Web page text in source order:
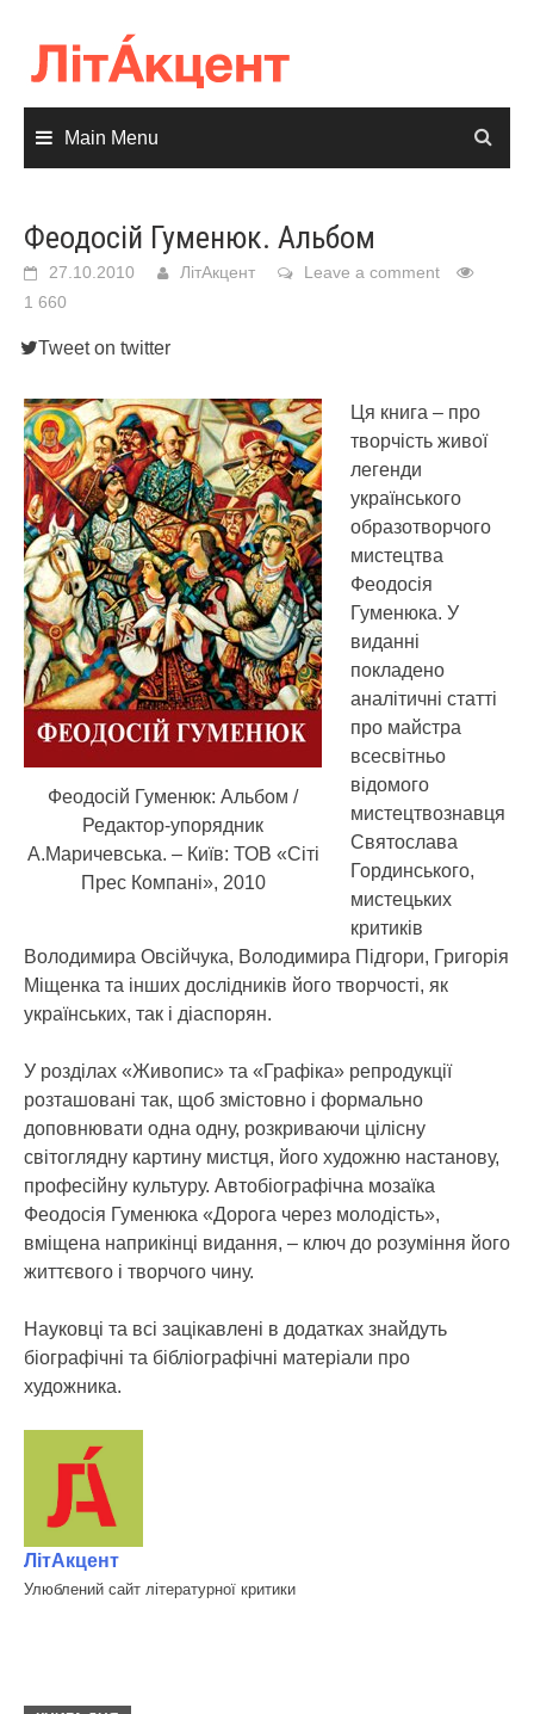
content
Main Menu
Феодосій Гуменюк. Альбом
27.10.2010 ЛітАкцент
Leave a comment
1 660
Tweet on twitter
Феодосій Гуменюк: Альбом /
Редактор-упорядник
А.Маричевська. – Київ: ТОВ «Сіті
Прес Компані», 2010
Ця книга – про
творчість живої
легенди
українського
образотворчого
мистецтва
Феодосія
Гуменюка. У
виданні
покладено
аналітичні статті
про майстра
всесвітньо
відомого
мистецтвознавця
Святослава
Гординського,
мистецьких
критиків
Володимира Овсійчука, Володимира Підгори, Григорія
Міщенка та інших дослідників його творчості, як
українських, так і діаспорян.
У розділах «Живопис» та «Графіка» репродукції
розташовані так, щоб змістовно і формально
доповнювати одна одну, розкриваючи цілісну
світоглядну картину мистця, його художню настанову,
професійну культуру. Автобіографічна мозаїка
Феодосія Гуменюка «Дорога через молодість»,
вміщена наприкінці видання, – ключ до розуміння його
життєвого і творчого чину.
Науковці та всі зацікавлені в додатках знайдуть
біографічні та бібліографічні матеріали про
художника.
ЛітАкцент
Улюблений сайт літературної критики